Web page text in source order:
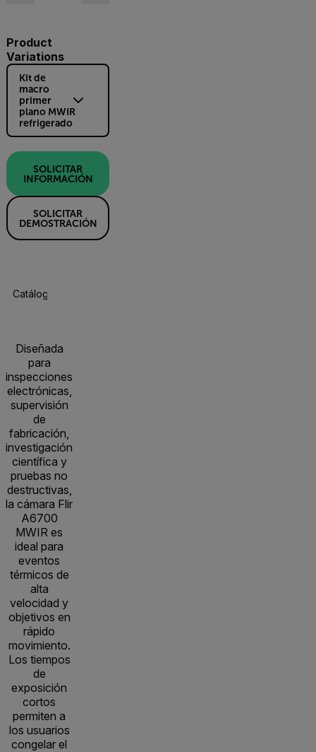
Product
Variations
Kit de
macro
primer
plano MWIR
refrigerado
SOLICITAR
INFORMACIÓN
SOLICITAR
DEMOSTRACIÓN
Catálogo De Productos
Diseñada
para
inspecciones
electrónicas,
supervisión
de
fabricación,
investigación
científica y
pruebas no
destructivas,
la cámara Flir
A6700
MWIR es
ideal para
eventos
térmicos de
alta
velocidad y
objetivos en
rápido
movimiento.
Los tiempos
de
exposición
cortos
permiten a
los usuarios
congelar el